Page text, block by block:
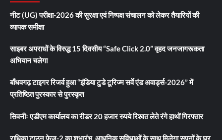
नीट (UG) परीक्षा-2026 की सुरक्षा एवं निष्पक्ष संचालन को लेकर तैयारियों की
व्यापक समीक्षा
साइबर अपराधों के विरुद्ध 15 दिवसीय “Safe Click 2.0” वृहद जनजागरूकता
अभियान चलेगा
बाँधवगढ़ टाइगर रिजर्व हुआ “इंडिया टुडे टूरिज्म सर्वे एंड अवार्ड्स-2026” में
प्रतिष्ठित पुरस्कार से पुरस्कृत
सिवनीः एडीएम कार्यालय का रीडर 20 हजार रुपये रिश्वत लेते रंगे हाथों गिरफ्तार